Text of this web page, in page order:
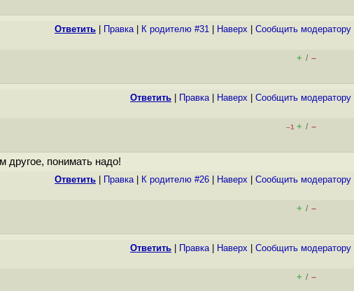
Ответить Правка| К родителю #31 Наверх Cообщить модератору
+ / –
Ответить Правка| Наверх Cообщить модератору
–1 + / –
другое, понимать надо!
Ответить Правка| К родителю #26 Наверх Cообщить модератору
+ / –
Ответить Правка| Наверх Cообщить модератору
+ / –